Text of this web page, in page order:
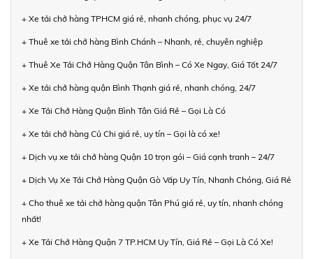
+ Xe tải chở hàng TPHCM giá rẻ, nhanh chóng, phục vụ 24/7
+ Thuê xe tải chở hàng Bình Chánh – Nhanh, rẻ, chuyên nghiệp
+ Thuê Xe Tải Chở Hàng Quận Tân Bình – Có Xe Ngay, Giá Tốt 24/7
+ Xe tải chở hàng quận Bình Thạnh giá rẻ, nhanh chóng, 24/7
+ Xe Tải Chở Hàng Quận Bình Tân Giá Rẻ – Gọi Là Có
+ Xe tải chở hàng Củ Chi giá rẻ, uy tín – Gọi là có xe!
+ Dịch vụ xe tải chở hàng Quận 10 trọn gói – Giá cạnh tranh – 24/7
+ Dịch Vụ Xe Tải Chở Hàng Quận Gò Vấp Uy Tín, Nhanh Chóng, Giá Rẻ
+ Cho thuê xe tải chở hàng quận Tân Phú giá rẻ, uy tín, nhanh chóng
nhất!
+ Xe Tải Chở Hàng Quận 7 TP.HCM Uy Tín, Giá Rẻ – Gọi Là Có Xe!